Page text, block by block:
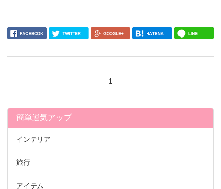
1
簡単運気アップ
インテリア
旅行
アイテム